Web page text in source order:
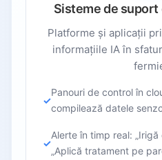
Sisteme de suport
Platforme și aplicații
informațiile IA în
Panouri de control în
compilează datele
Alerte în timp real:
„Aplică tratament pe